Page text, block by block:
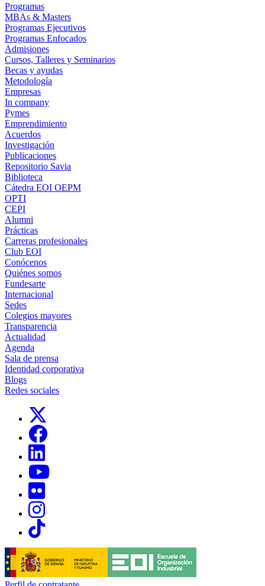
Programas
MBAs & Masters
Programas Ejecutivos
Programas Enfocados
Admisiones
Cursos, Talleres y Seminarios
Becas y ayudas
Metodología
Empresas
In company
Pymes
Emprendimiento
Acuerdos
Investigación
Publicaciones
Repositorio Savia
Biblioteca
Cátedra EOI OEPM
OPTI
CEPI
Alumni
Prácticas
Carreras profesionales
Club EOI
Conócenos
Quiénes somos
Fundesarte
Internacional
Sedes
Colegios mayores
Transparencia
Actualidad
Agenda
Sala de prensa
Identidad corporativa
Blogs
Redes sociales
Links, Opens in this window
Links, Opens in this window
Links, Opens in this window
Links, Opens in this window
Links, Opens in this window